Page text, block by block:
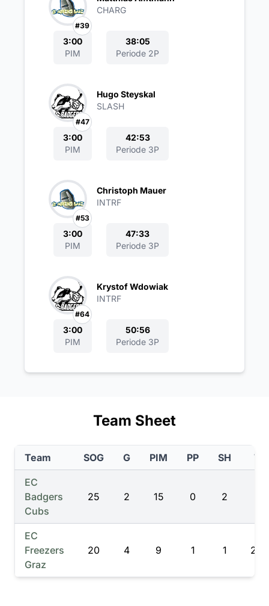
#39
CHARG
3:00
PIM
38:05
Periode 2P
#47
Hugo Steyskal
SLASH
3:00
PIM
42:53
Periode 3P
#53
Christoph Mauer
INTRF
3:00
PIM
47:33
Periode 3P
#64
Krystof Wdowiak
INTRF
3:00
PIM
50:56
Periode 3P
Team Sheet
Team SOG G PIM PP SH TIL
EC
Badgers
Cubs
25 2 15 0 2
EC
Freezers
Graz
20 4 9 1 1